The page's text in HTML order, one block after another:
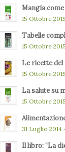
Mangia
15 Ottobre
Tabelle
15 Ottobre
Le ricette
15 Ottobre
La salute su
15 Ottobre
31 Luglio 2014
Il libro: “La